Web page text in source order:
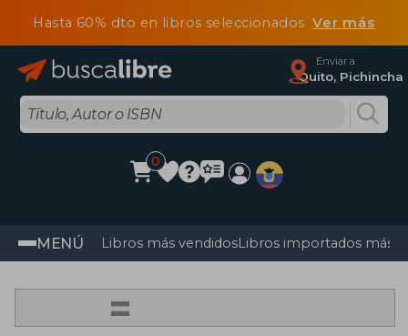
Hasta 60% dto en libros seleccionadosVer más
Enviar a
Quito, Pichincha
0
MENÚ Libros más vendidosLibros importados más
=